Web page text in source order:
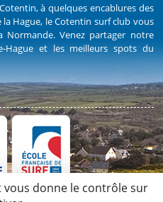
à quelques encablures des
Hague, le Cotentin surf club vous
Venez partager notre
Hague et les meilleurs spots du
et Sponsors
vous donne le contrôle sur